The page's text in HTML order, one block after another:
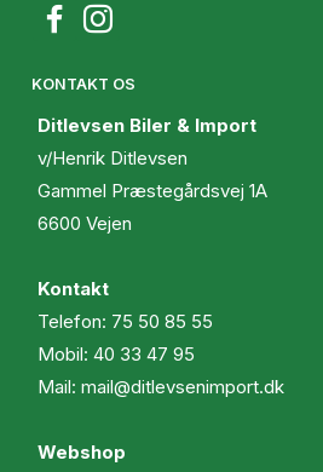
KONTAKT OS
Ditlevsen Biler & Import
v/Henrik Ditlevsen
Gammel Præstegårdsvej 1A
6600 Vejen
Kontakt
Telefon: 75 50 85 55
Mobil: 40 33 47 95
Mail: mail@ditlevsenimport.dk
Webshop